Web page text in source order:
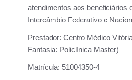
atendimentos aos beneficiários
Intercâmbio Federativo e
Prestador: Centro Médico
Fantasia: Policlínica Master)
Matrícula: 51004350-4